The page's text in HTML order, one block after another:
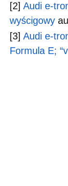
[2] Audi e-
wyścigowy
[3] Audi e-
Formula E;